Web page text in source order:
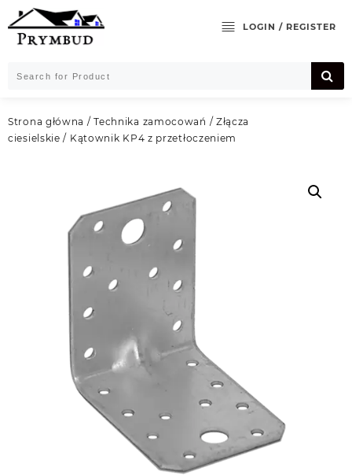
Skip
to
content
LOGIN / REGISTER
Strona główna /Technika zamocowań / Złącza
ciesielskie / Kątownik KP4 z przetłoczeniem